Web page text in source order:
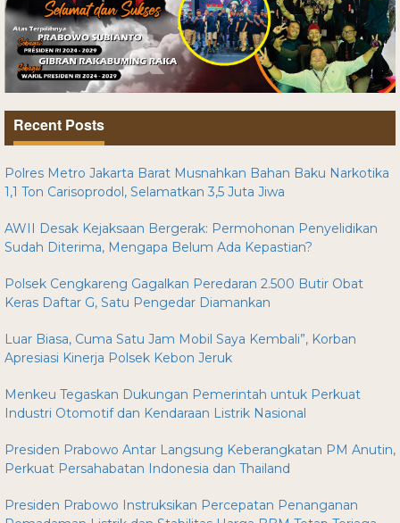
Recent Posts
Polres Metro Jakarta Barat Musnahkan Bahan Baku Narkotika
1,1 Ton Carisoprodol, Selamatkan 3,5 Juta Jiwa
AWII Desak Kejaksaan Bergerak: Permohonan Penyelidikan
Sudah Diterima, Mengapa Belum Ada Kepastian?
Polsek Cengkareng Gagalkan Peredaran 2.500 Butir Obat
Keras Daftar G, Satu Pengedar Diamankan
Luar Biasa, Cuma Satu Jam Mobil Saya Kembali”, Korban
Apresiasi Kinerja Polsek Kebon Jeruk
Menkeu Tegaskan Dukungan Pemerintah untuk Perkuat
Industri Otomotif dan Kendaraan Listrik Nasional
Presiden Prabowo Antar Langsung Keberangkatan PM Anutin,
Perkuat Persahabatan Indonesia dan Thailand
Presiden Prabowo Instruksikan Percepatan Penanganan